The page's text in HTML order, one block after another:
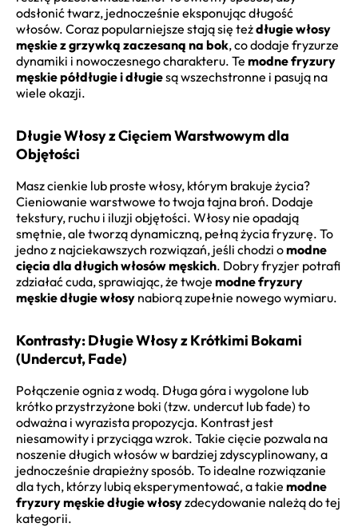
odsłonić twarz, jednocześnie eksponując długość
włosów. Coraz popularniejsze stają się teżdługie włosy
męskie z grzywką zaczesaną na bok, co dodaje fryzurze
dynamiki i nowoczesnego charakteru. Te modne fryzury
męskie półdługie i długiesą wszechstronne i pasują na
wiele okazji.
Długie Włosy z Cięciem Warstwowym dla
Objętości
Masz cienkie lub proste włosy, którym brakuje życia?
Cieniowanie warstwowe to twoja tajna broń. Dodaje
tekstury, ruchu i iluzji objętości. Włosy nie opadają
smętnie, ale tworzą dynamiczną, pełną życia fryzurę. To
jedno z najciekawszych rozwiązań, jeśli chodzi omodne
cięcia dla długich włosów męskich. Dobry fryzjer potrafi
zdziałać cuda, sprawiając, że twoje modne fryzury
męskie długie włosy nabiorą zupełnie nowego wymiaru.
Kontrasty: Długie Włosy z Krótkimi Bokami
(Undercut, Fade)
Połączenie ognia z wodą. Długa góra i wygolone lub
krótko przystrzyżone boki (tzw. undercut lub fade) to
odważna i wyrazista propozycja. Kontrast jest
niesamowity i przyciąga wzrok. Takie cięcie pozwala na
noszenie długich włosów w bardziej zdyscyplinowany, a
jednocześnie drapieżny sposób. To idealne rozwiązanie
dla tych, którzy lubią eksperymentować, a takie modne
fryzury męskie długie włosyzdecydowanie należą do tej
kategorii.